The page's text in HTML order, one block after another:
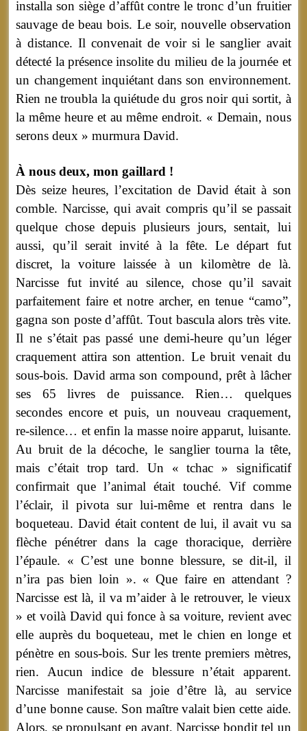
installa son siège d’affût contre le tronc d’un fruitier
sauvage de beau bois. Le soir, nouvelle observation
à distance. Il convenait de voir si le sanglier avait
détecté la présence insolite du milieu de la journée et
un changement inquiétant dans son environnement.
Rien ne troubla la quiétude du gros noir qui sortit, à
la même heure et au même endroit. « Demain, nous
serons deux » murmura David.
À nous deux, mon gaillard !
Dès seize heures, l’excitation de David était à son
comble. Narcisse, qui avait compris qu’il se passait
quelque chose depuis plusieurs jours, sentait, lui
aussi, qu’il serait invité à la fête. Le départ fut
discret, la voiture laissée à un kilomètre de là.
Narcisse fut invité au silence, chose qu’il savait
parfaitement faire et notre archer, en tenue “camo”,
gagna son poste d’affût. Tout bascula alors très vite.
Il ne s’était pas passé une demi-heure qu’un léger
craquement attira son attention. Le bruit venait du
sous-bois. David arma son compound, prêt à lâcher
ses 65 livres de puissance. Rien… quelques
secondes encore et puis, un nouveau craquement,
re-silence… et enfin la masse noire apparut, luisante.
Au bruit de la décoche, le sanglier tourna la tête,
mais c’était trop tard. Un « tchac » significatif
confirmait que l’animal était touché. Vif comme
l’éclair, il pivota sur lui-même et rentra dans le
boqueteau. David était content de lui, il avait vu sa
flèche pénétrer dans la cage thoracique, derrière
l’épaule. « C’est une bonne blessure, se dit-il, il
n’ira pas bien loin ». « Que faire en attendant ?
Narcisse est là, il va m’aider à le retrouver, le vieux
» et voilà David qui fonce à sa voiture, revient avec
elle auprès du boqueteau, met le chien en longe et
pénètre en sous-bois. Sur les trente premiers mètres,
rien. Aucun indice de blessure n’était apparent.
Narcisse manifestait sa joie d’être là, au service
d’une bonne cause. Son maître valait bien cette aide.
Alors, se propulsant en avant, Narcisse bondit tel un